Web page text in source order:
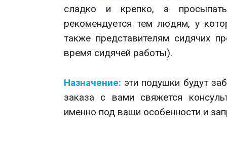
сладко и крепко, а
рекомендуется тем людям, у
также представителям сидячих
время сидячей работы).
Назначение: эти подушки будут
заказа с вами свяжется
именно под ваши особенности и